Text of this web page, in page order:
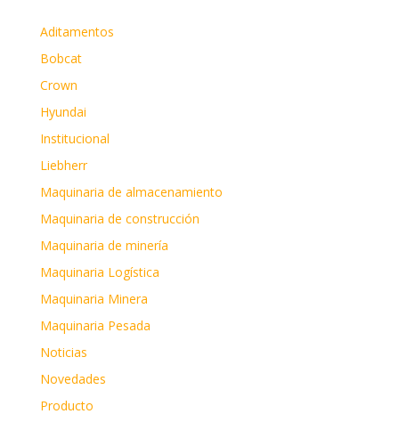
Aditamentos
Bobcat
Crown
Hyundai
Institucional
Liebherr
Maquinaria de almacenamiento
Maquinaria de construcción
Maquinaria de minería
Maquinaria Logística
Maquinaria Minera
Maquinaria Pesada
Noticias
Novedades
Producto